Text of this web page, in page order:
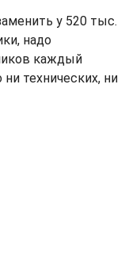
у 520 тыс.
надо
каждый
технических, ни